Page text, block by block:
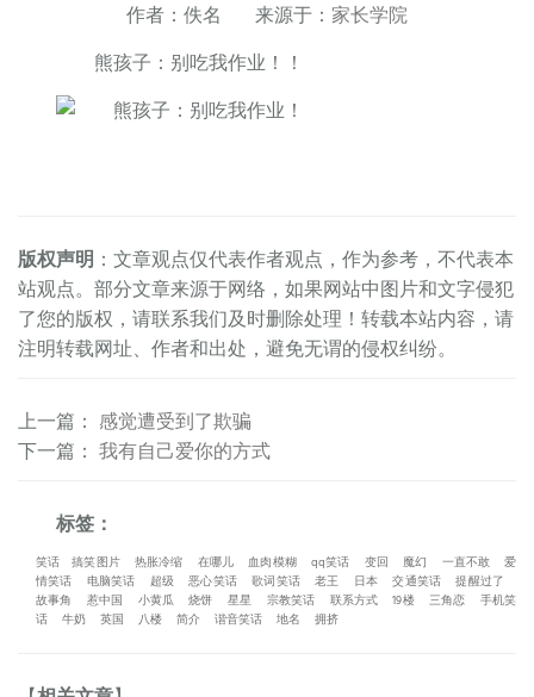
作者：佚名 来源于： 家长学院
熊孩子：别吃我作业！！
版权声明 ：文章观点仅代表作者观点，作为参考，不代表本
站观点。部分文章来源于网络，如果网站中图片和文字侵犯
了您的版权，请联系我们及时删除处理！转载本站内容，请
注明转载网址、作者和出处，避免无谓的侵权纠纷。
上一篇 ： 感觉遭受到了欺骗
下一篇 ： 我有自己爱你的方式
标签：
笑话 搞笑图片 热胀冷缩 在哪儿 血肉模糊 qq笑话 变回 魔幻 一直不敢
爱
情笑话
电脑笑话 超级 恶心笑话 歌词笑话 老王 日本 交通笑话
提醒过了
故事角
惹中国 小黄瓜 烧饼 星星 宗教笑话 联系方式 19楼 三角恋
手机笑
话
牛奶 英国 八楼 简介 谐音笑话 地名 拥挤